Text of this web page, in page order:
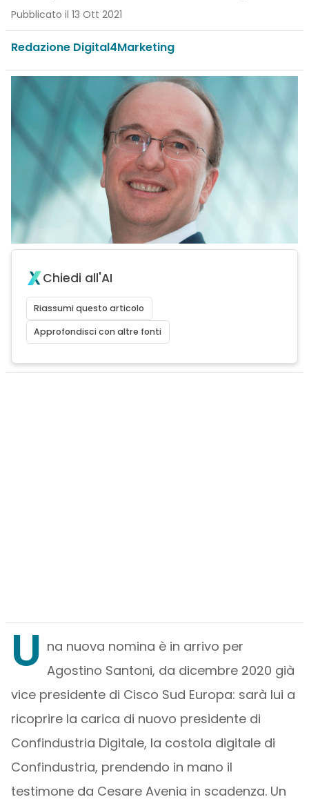
Pubblicato il 13 Ott 2021
Redazione Digital4Marketing
Chiedi all'AI
Riassumi questo articolo
Approfondisci con altre fonti
U na nuova nomina è in arrivo per
Agostino Santoni, da dicembre 2020 già
vice presidente di Cisco Sud Europa: sarà lui a
ricoprire la carica di nuovo presidente di
Confindustria Digitale, la costola digitale di
Confindustria, prendendo in mano il
testimone da Cesare Avenia in scadenza. Un